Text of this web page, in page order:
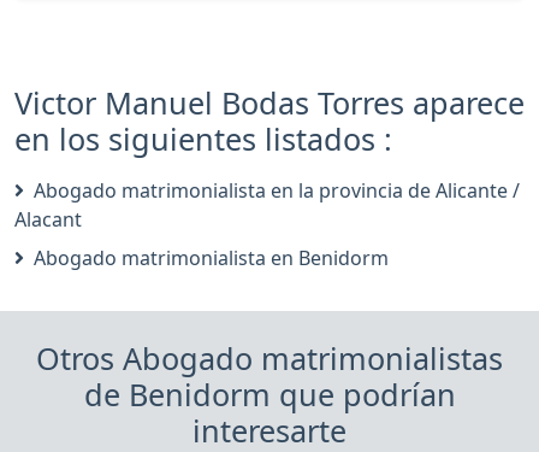
Victor Manuel Bodas Torres aparece
en los siguientes listados :
Abogado matrimonialista en la provincia de Alicante /
Alacant
Abogado matrimonialista en Benidorm
Otros Abogado matrimonialistas
de Benidorm que podrían
interesarte